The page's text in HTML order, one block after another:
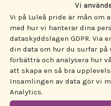
Vi
Vi på Luleå pride är mån om
med hur vi hanterar dina
dataskyddslagen GDPR. Via
din data om hur du surfar på
förbättra och analysera hur
att skapa en så bra
Insamlingen av data gör vi
Analytics.
från säregna soul-
bombastisk
varit en stor
tre åren. Hans mörka,
även Lady Gaga, som
massor av attityd och
där emellan landar jag